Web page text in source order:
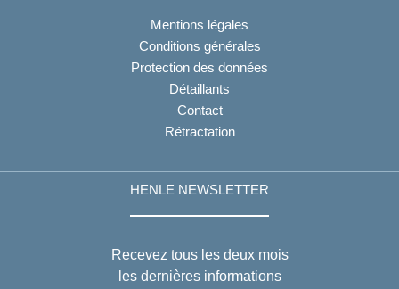
Mentions légales
Conditions générales
Protection des données
Détaillants
Contact
Rétractation
HENLE NEWSLETTER
Recevez tous les deux mois
les dernières informations